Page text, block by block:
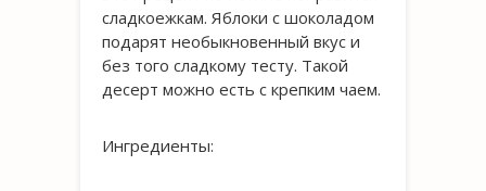
сладкоежкам. Яблоки с шоколадом
подарят необыкновенный вкус и
без того сладкому тесту. Такой
десерт можно есть с крепким чаем.
Ингредиенты: